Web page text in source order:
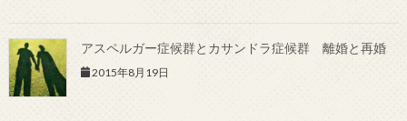
アスペルガー症候群とカサンドラ症候群 離婚と再婚
2015年8月19日